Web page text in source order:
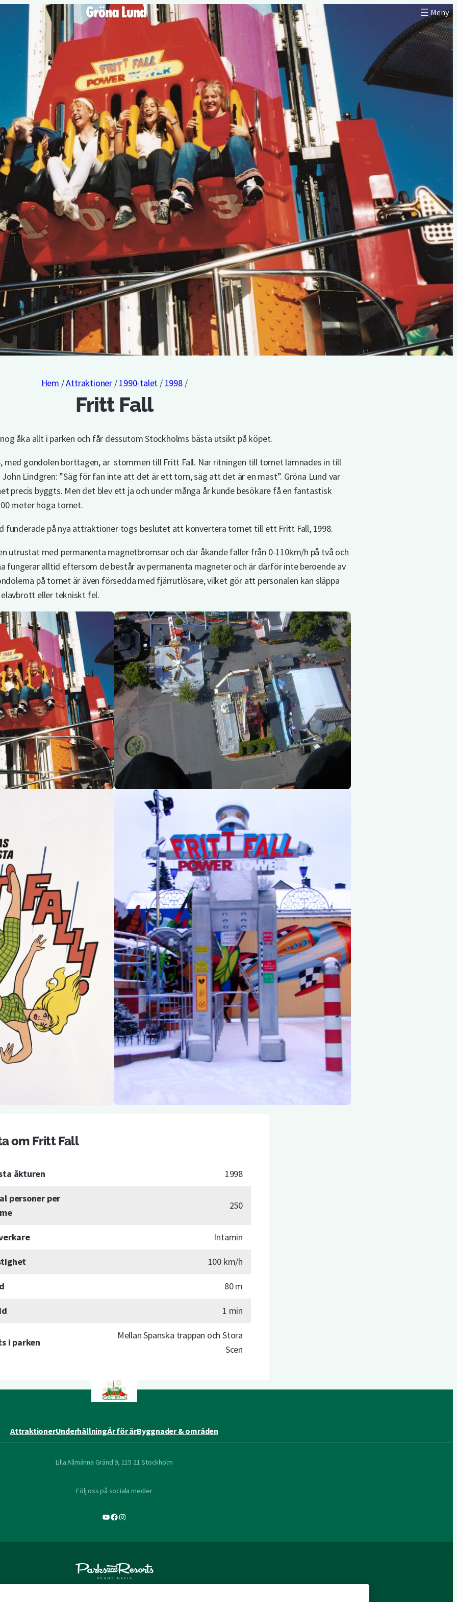
Hem /Attraktioner/1990-talet / 1998/
Fritt Fall
åka allt i parken och får dessutom Stockholms bästa utsikt på köpet.
gondolen borttagen, är stommen till Fritt Fall. När ritningen till tornet lämnades in till
Lindgren: ”Säg för fan inte att det är ett torn, säg att det är en mast”. Gröna Lund var
precis byggts. Men det blev ett ja och under många år kunde besökare få en fantastisk
meter höga tornet.
funderade på nya attraktioner togs beslutet att konvertera tornet till ett Fritt Fall, 1998.
utrustat med permanenta magnetbromsar och där åkande faller från 0-110km/h på två och
fungerar alltid eftersom de består av permanenta magneter och är därför inte beroende av
på tornet är även försedda med fjärrutlösare, vilket gör att personalen kan släppa
eller tekniskt fel.
om Fritt Fall
åkturen 1998
personer per
250
Intamin
100 km/h
80 m
1 min
i parken
Mellan Spanska trappan och Stora
Scen
AttraktionerUnderhållningÅr för årByggnader & områden
Lilla Allmänna Gränd 9, 115 21 Stockholm
Följ oss på sociala medier
YouTube
Facebook
Instagram